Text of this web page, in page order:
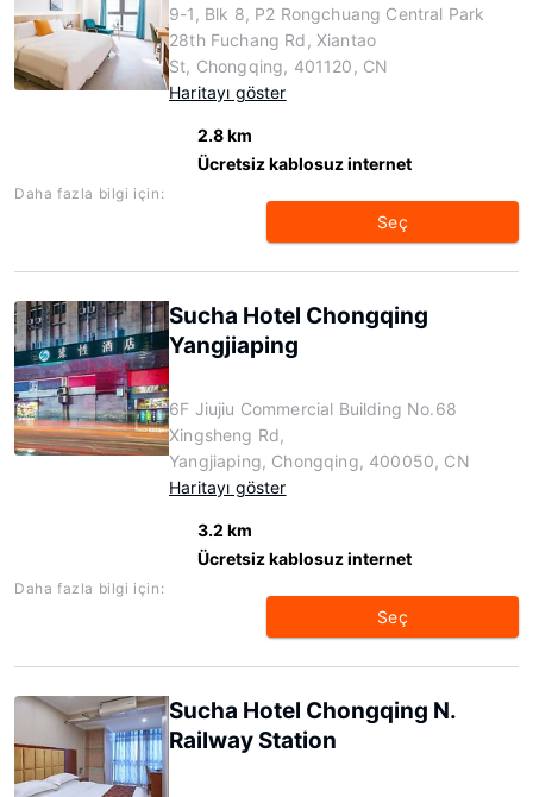
9-1, Blk 8, P2 Rongchuang Central Park
28th Fuchang Rd, Xiantao
St, Chongqing, 401120, CN
Haritayı göster
2.8 km
Ücretsiz kablosuz internet
Daha fazla bilgi için:
Seç
Sucha Hotel Chongqing
Yangjiaping
6F Jiujiu Commercial Building No.68
Xingsheng Rd,
Yangjiaping, Chongqing, 400050, CN
Haritayı göster
3.2 km
Ücretsiz kablosuz internet
Daha fazla bilgi için:
Seç
Sucha Hotel Chongqing N.
Railway Station